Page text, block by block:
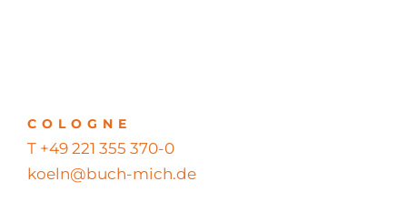
COLOGNE
T +49 221 355 370-0
koeln@buch-mich.de